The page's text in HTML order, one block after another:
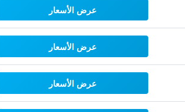
عرض الأسعار
عرض الأسعار
عرض الأسعار